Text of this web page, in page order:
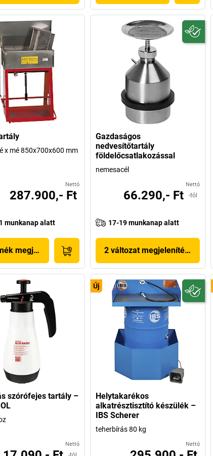
x mé 850x700x600 mm
Nettó
287.900,- Ft
munkanap alatt
megjelenítése
Gazdaságos
nedvesítőtartály
földelőcsatlakozással
nemesacél
Nettó
66.290,- Ft -tól
17-19 munkanap alatt
2 változat megjelenítése
szórófejes tartály –
Nettó
Új
Helytakarékos
alkatrésztisztító készülék –
IBS Scherer
teherbírás 80 kg
Nettó